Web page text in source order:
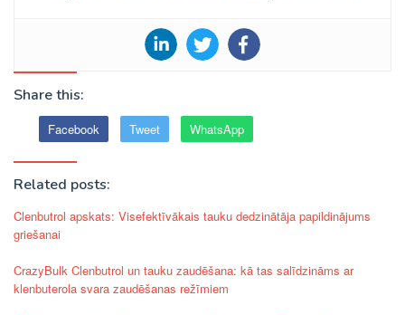
Share this:
Facebook Tweet WhatsApp
Related posts:
Clenbutrol apskats: Visefektīvākais tauku dedzinātāja papildinājums
griešanai
CrazyBulk Clenbutrol un tauku zaudēšana: kā tas salīdzināms ar
klenbuterola svara zaudēšanas režīmiem